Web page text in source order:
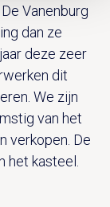
Vanenburg
dan ze
deze zeer
dit
We zijn
van het
verkopen. De
kasteel.